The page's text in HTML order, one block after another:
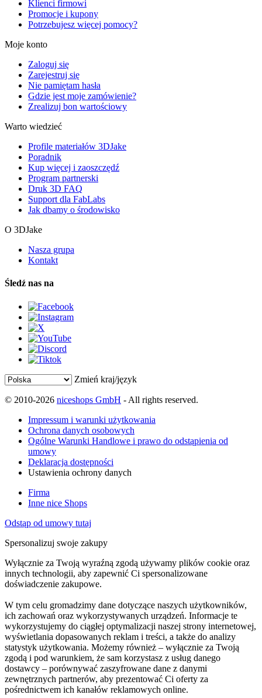
Klienci firmowi
Promocje i kupony
Potrzebujesz więcej pomocy?
Moje konto
Zaloguj się
Zarejestruj się
Nie pamiętam hasła
Gdzie jest moje zamówienie?
Zrealizuj bon wartościowy
Warto wiedzieć
Profile materiałów 3DJake
Poradnik
Kup więcej i zaoszczędź
Program partnerski
Druk 3D FAQ
Support dla FabLabs
Jak dbamy o środowisko
O 3DJake
Nasza grupa
Kontakt
Śledź nas na
Zmień kraj/język
© 2010-2026 niceshops GmbH - All rights reserved.
Impressum i warunki użytkowania
Ochrona danych osobowych
Ogólne Warunki Handlowe i prawo do odstąpienia od
umowy
Deklaracja dostępności
Ustawienia ochrony danych
Firma
Inne nice Shops
Odstąp od umowy tutaj
Spersonalizuj swoje zakupy
Wyłącznie za Twoją wyraźną zgodą używamy plików cookie oraz
innych technologii, aby zapewnić Ci spersonalizowane
doświadczenie zakupowe.
W tym celu gromadzimy dane dotyczące naszych użytkowników,
ich zachowań oraz wykorzystywanych urządzeń. Informacje te
wykorzystujemy do ciągłej optymalizacji naszej strony internetowej,
wyświetlania dopasowanych reklam i treści, a także do analizy
statystyk użytkowania. Możemy również – wyłącznie za Twoją
zgodą i pod warunkiem, że sam korzystasz z usług danego
dostawcy – porównywać zaszyfrowane dane z danymi
zewnętrznych partnerów, aby prezentować Ci oferty za
pośrednictwem ich kanałów reklamowych online.